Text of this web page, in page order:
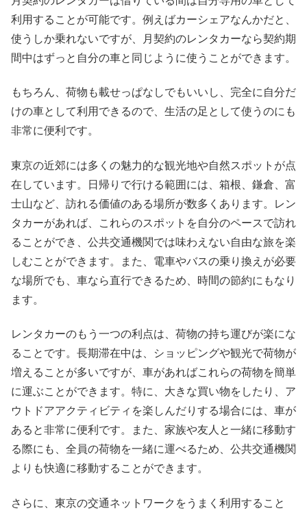
利用することが可能です。例えばカーシェアなんかだと、
使うしか乗れないですが、月契約のレンタカーなら契約期
間中はずっと自分の車と同じように使うことができます。
もちろん、荷物も載せっぱなしでもいいし、完全に自分だ
けの車として利用できるので、生活の足として使うのにも
非常に便利です。
東京の近郊には多くの魅力的な観光地や自然スポットが点
在しています。日帰りで行ける範囲には、箱根、鎌倉、富
士山など、訪れる価値のある場所が数多くあります。レン
タカーがあれば、これらのスポットを自分のペースで訪れ
ることができ、公共交通機関では味わえない自由な旅を楽
しむことができます。また、電車やバスの乗り換えが必要
な場所でも、車なら直行できるため、時間の節約にもなり
ます。
レンタカーのもう一つの利点は、荷物の持ち運びが楽にな
ることです。長期滞在中は、ショッピングや観光で荷物が
増えることが多いですが、車があればこれらの荷物を簡単
に運ぶことができます。特に、大きな買い物をしたり、ア
ウトドアアクティビティを楽しんだりする場合には、車が
あると非常に便利です。また、家族や友人と一緒に移動す
る際にも、全員の荷物を一緒に運べるため、公共交通機関
よりも快適に移動することができます。
さらに、東京の交通ネットワークをうまく利用すること